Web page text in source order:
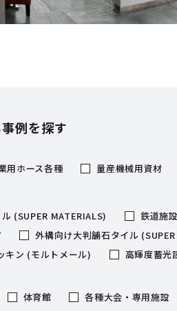
例を探す
用ホース各種 量産機械用資材
(SUPER MATERIALS)
鉄道施
外構向け大判舗石タイル
キン (モルトメール)
高輝度蓄光
体育館 各種大会・専用施設